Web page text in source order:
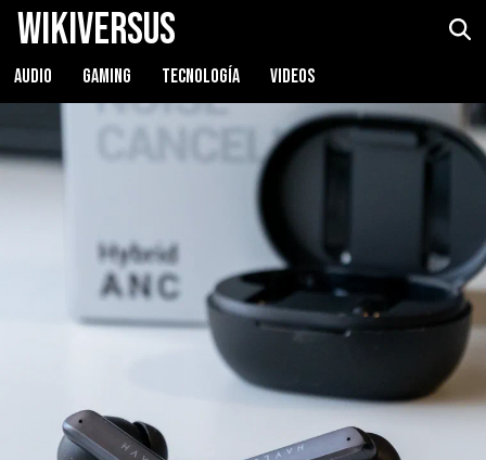
WikiVersus
AUDIO GAMING TECNOLOGÍA VIDEOS
Haylou X1 Ver precio